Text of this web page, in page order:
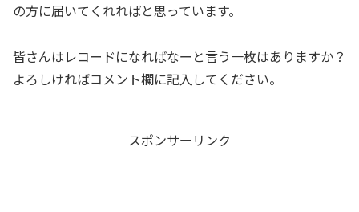
の方に届いてくれればと思っています。
皆さんはレコードになればなーと言う一枚はありますか？
よろしければコメント欄に記入してください。
スポンサーリンク